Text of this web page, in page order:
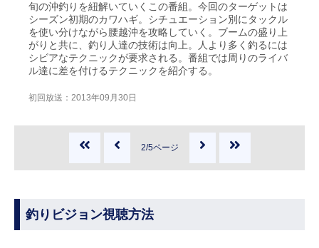
旬の沖釣りを紐解いていくこの番組。今回のターゲットは
シーズン初期のカワハギ。シチュエーション別にタックル
を使い分けながら腰越沖を攻略していく。ブームの盛り上
がりと共に、釣り人達の技術は向上。人より多く釣るには
シビアなテクニックが要求される。番組では周りのライバ
ル達に差を付けるテクニックを紹介する。
初回放送：2013年09月30日
2/5ページ
釣りビジョン視聴方法